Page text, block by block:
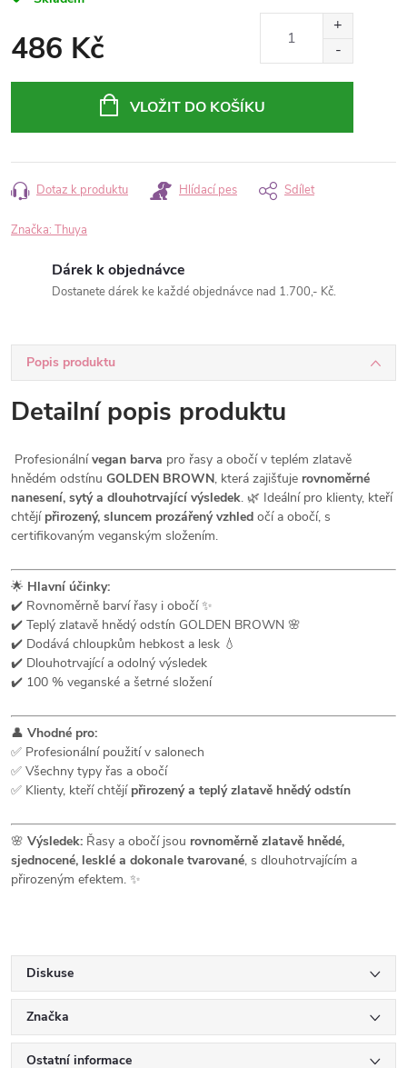
486 Kč
VLOŽIT DO KOŠÍKU
Dotaz k produktu Hlídací pes Sdílet
Značka: Thuya
Dárek k objednávce
Dostanete dárek ke každé objednávce nad 1.700,- Kč.
Popis produktu
Detailní popis produktu
Profesionálnívegan barva pro řasy a obočí v teplém zlatavě
hnědém odstínu GOLDEN BROWN, která zajišťuje rovnoměrné
nanesení, sytý a dlouhotrvající výsledek. 🌿 Ideální pro klienty, kteří
chtějí přirozený, sluncem prozářený vzhled očí a obočí, s
certifikovaným veganským složením.
🌟 Hlavní účinky:
✔️ Rovnoměrně barví řasy i obočí ✨
✔️ Teplý zlatavě hnědý odstín GOLDEN BROWN 🌸
✔️ Dodává chloupkům hebkost a lesk 💧
✔️ Dlouhotrvající a odolný výsledek
✔️ 100 % veganské a šetrné složení
👤 Vhodné pro:
✅ Profesionální použití v salonech
✅ Všechny typy řas a obočí
✅ Klienty, kteří chtějí přirozený a teplý zlatavě hnědý odstín
🌸 Výsledek: Řasy a obočí jsou rovnoměrně zlatavě hnědé,
sjednocené, lesklé a dokonale tvarované, s dlouhotrvajícím a
přirozeným efektem. ✨
Diskuse
Značka
Ostatní informace